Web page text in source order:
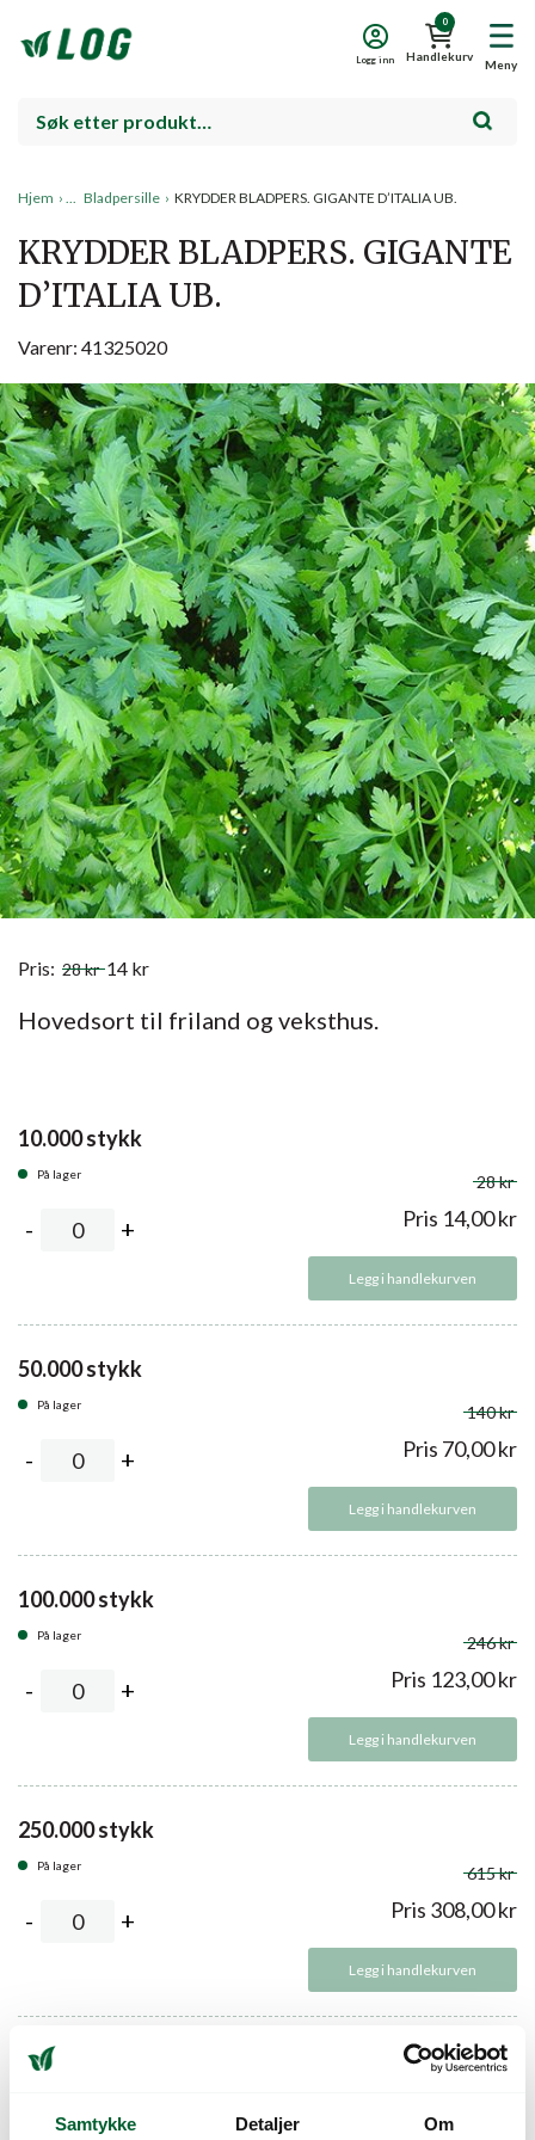
Samtykke Detaljer Om
Meny
0
Handlekurv
Logg inn
Hjem › Bladpersille › KRYDDER BLADPERS. GIGANTE D’ITALIA UB.
KRYDDER BLADPERS. GIGANTE
D’ITALIA UB.
Varenr: 41325020
Salg!
Pris: 28kr 14 kr
Hovedsort til friland og veksthus.
10.000 stykk
På lager 28 kr
Pris 14,00kr
Legg i handlekurven
50.000 stykk
På lager 140 kr
Pris 70,00kr
Legg i handlekurven
100.000 stykk
På lager 246 kr
Pris 123,00kr
Legg i handlekurven
250.000 stykk
På lager 615 kr
Pris 308,00kr
Legg i handlekurven
1 million stykk